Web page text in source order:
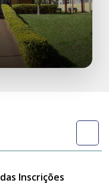
Inscrições